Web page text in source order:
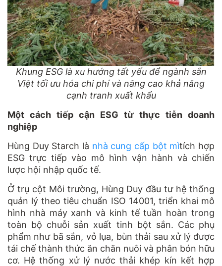
Khung ESG là xu hướng tất yếu để ngành sắn
Việt tối ưu hóa chi phí và nâng cao khả năng
cạnh tranh xuất khẩu
Một cách tiếp cận ESG từ thực tiễn doanh
nghiệp
Hùng Duy Starch là nhà cung cấp bột mìtích hợp
ESG trực tiếp vào mô hình vận hành và chiến
lược hội nhập quốc tế.
Ở trụ cột Môi trường, Hùng Duy đầu tư hệ thống
quản lý theo tiêu chuẩn ISO 14001, triển khai mô
hình nhà máy xanh và kinh tế tuần hoàn trong
toàn bộ chuỗi sản xuất tinh bột sắn. Các phụ
phẩm như bã sắn, vỏ lụa, bùn thải sau xử lý được
tái chế thành thức ăn chăn nuôi và phân bón hữu
cơ. Hệ thống xử lý nước thải khép kín kết hợp